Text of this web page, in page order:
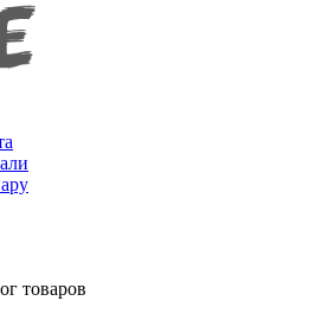
товаров